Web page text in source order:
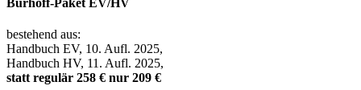
bestehend aus:
Handbuch EV, 10. Aufl. 2025,
Handbuch HV, 11. Aufl. 2025,
statt regulär 258 € nur 209 €